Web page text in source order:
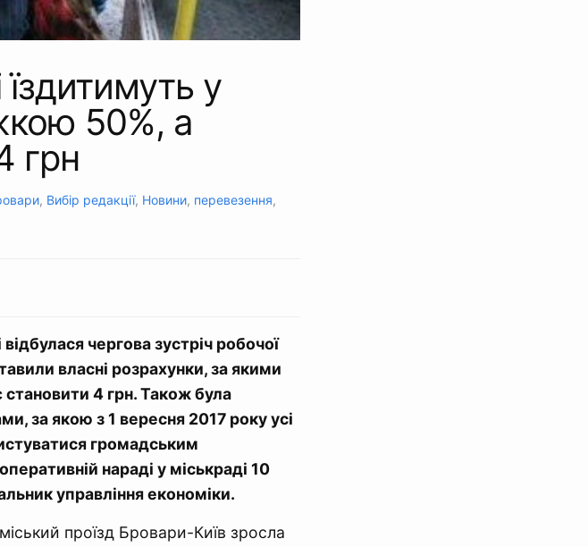
у
50%, а
грн
, Вибір редакції, Новини, перевезення,
чергова зустріч робочої
власні розрахунки, за якими
становити 4 грн. Також була
за якою з 1 вересня 2017 року усі
громадським
нараді у міськраді 10
управління економіки.
проїзд Бровари-Київ зросла